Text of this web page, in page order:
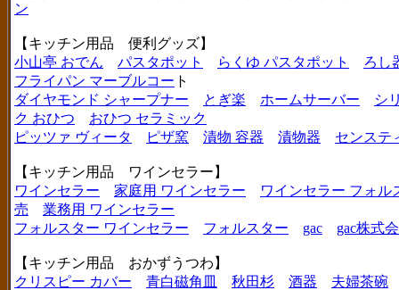
ン
【キッチン用品 便利グッズ】
小山亭 おでん
パスタポット らくゆ パスタポット
ろし
フライパン マーブルコー ト
ダイヤモンド シャープナー
とぎ楽 ホームサーバー
シ
ク おひつ
おひつ セラミック
ピッツァ ヴィータ
ピザ窯 漬物 容器 漬物器 センステ
【キッチン用品 ワインセラー】
ワインセラー
家庭用 ワインセラー
ワインセラー フォル
売
業務用 ワインセラー
フォルスター ワインセラー
フォルスター gac gac株式
【キッチン用品 おかずうつわ】
クリスピー カバー
青白磁角皿 秋田杉 酒器 夫婦茶碗